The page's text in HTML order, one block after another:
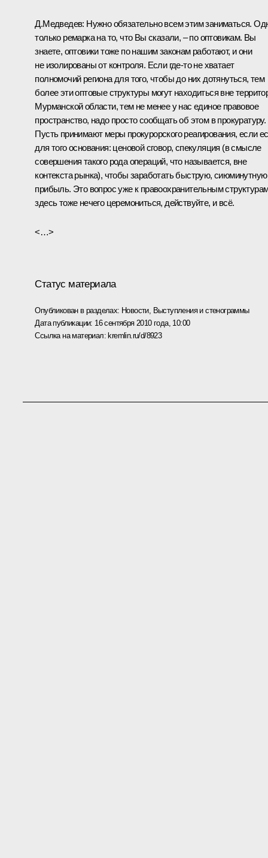
Д.Медведев: Нужно обязательно всем этим заниматься.
только ремарка на то, что Вы сказали, – по оптовикам. Вы
знаете, оптовики тоже по нашим законам работают, и они
не изолированы от контроля. Если где‑то не хватает
полномочий региона для того, чтобы до них дотянуться, тем
более эти оптовые структуры могут находиться вне
Мурманской области, тем не менее у нас единое правовое
пространство, надо просто сообщать об этом в прокуратуру.
Пусть принимают меры прокурорского реагирования, если
для того основания: ценовой сговор, спекуляция (в смысле
совершения такого рода операций, что называется, вне
контекста рынка), чтобы заработать быструю, сиюминутную
прибыль. Это вопрос уже к правоохранительным
здесь тоже нечего церемониться, действуйте, и всё.
<…>
Статус материала
Опубликован в разделах: Новости, Выступления и стенограммы
Дата публикации: 16 сентября 2010 года, 10:00
Ссылка на материал: kremlin.ru/d/8923